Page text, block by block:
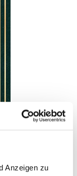
Anzeigen zu